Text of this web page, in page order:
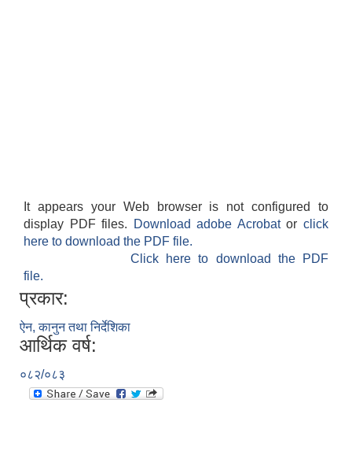
It appears your Web browser is not configured to
display PDF files.
Download adobe Acrobatorclick
here to download the PDF file.
Click here to download the PDF
file.
प्रकार:
ऐन, कानुन तथा निर्देशिका
आर्थिक वर्ष:
०८२/०८३